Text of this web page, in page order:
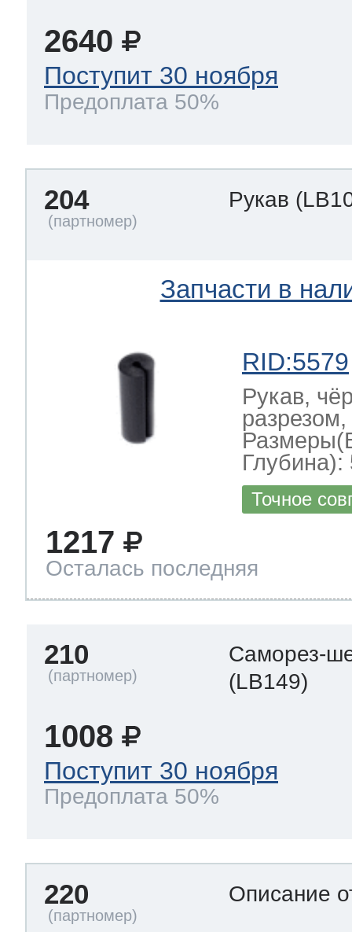
2640
Поступит 30 ноября
Предоплата 50%
204 Рукав
Запчасти в
RID:5579
Рукав,
Глубина):
Точное
1217
Осталась последняя
210
Саморез-
(LB149)
1008
Поступит 30 ноября
Предоплата 50%
220 Описание